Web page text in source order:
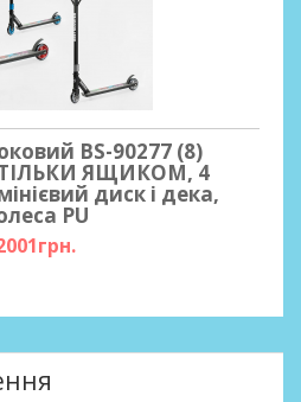
BS-90277 (8)
ЯЩИКОМ, 4
диск і дека,
PU